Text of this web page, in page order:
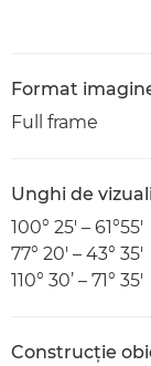
Format
Full frame
Unghi de
100° 25' – 61°55'
77° 20' – 43° 35'
110° 30’ – 71° 35'
Construcţie